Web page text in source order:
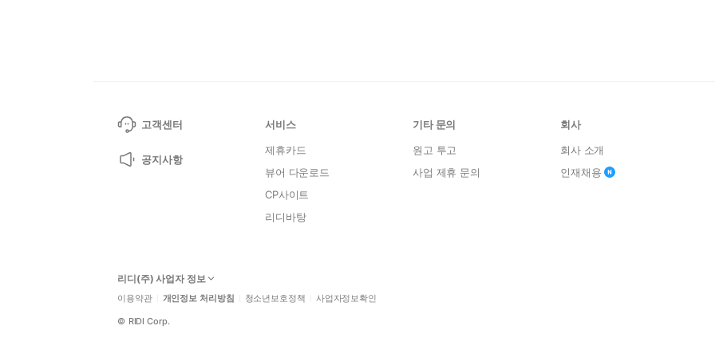
고객센터
공지사항
서비스
제휴카드
뷰어 다운로드
CP사이트
리디바탕
기타 문의
원고 투고
사업 제휴 문의
회사
회사 소개
인재채용
리디(주) 사업자 정보
이용약관 개인정보 처리방침 청소년보호정책 사업자정보확인
© RIDI Corp.